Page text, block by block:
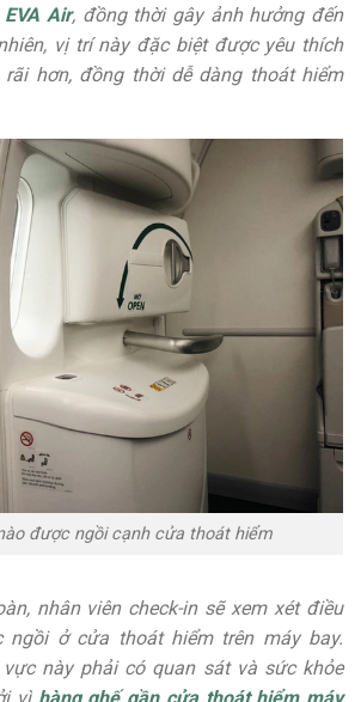
Air, đồng thời gây ảnh hưởng đến
vị trí này đặc biệt được yêu thích
hơn, đồng thời dễ dàng thoát hiểm
được ngồi cạnh cửa thoát hiểm
nhân viên check-in sẽ xem xét điều
ngồi ở cửa thoát hiểm trên máy bay.
này phải có quan sát và sức khỏe